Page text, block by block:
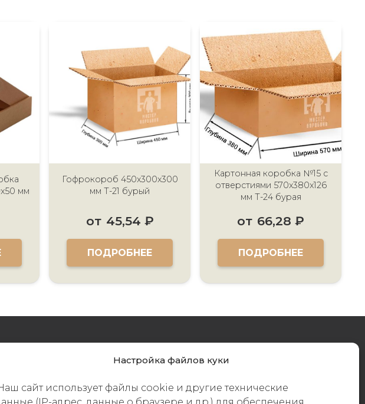
Настройка файлов куки
сайт использует файлы cookie и другие технические
мм
Гофрокороб 450x300x300
мм Т-21 бурый
от 45,54 ₽
ПОДРОБНЕЕ
Картонная коробка №15 с
отверстиями 570x380x126
мм Т-24 бурая
от 66,28 ₽
ПОДРОБНЕЕ
Контакты
Наш офис: 248033, Калужская область, г.
Калуга,Ленинский округ, Правобережье м-н,